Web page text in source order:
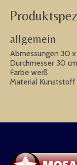
allgemein
Abmessungen 30
Durchmesser 30 cm
Farbe weiß
Material Kunststoff